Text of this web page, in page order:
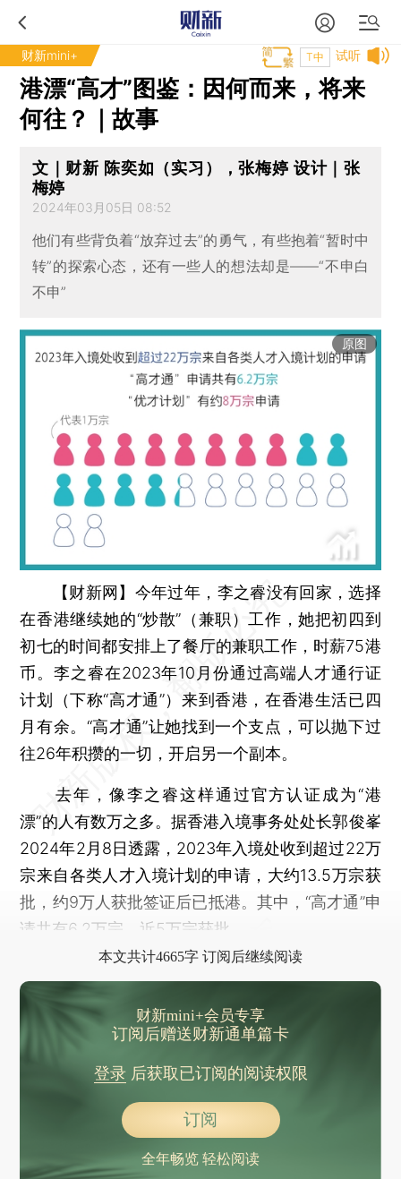
财新mini+ 试听
T中
港漂“高才”图鉴：因何而来，将来
何往？｜故事
文｜财新 陈奕如（实习），张梅婷 设计｜张
梅婷
2024年03月05日 08:52
他们有些背负着“放弃过去”的勇气，有些抱着“暂时中
转”的探索心态，还有一些人的想法却是——“不申白
不申”
原图
【财新网】 今年过年，李之睿没有回家，选择
在香港继续她的“炒散”（兼职）工作，她把初四到
初七的时间都安排上了餐厅的兼职工作，时薪75港
币。李之睿在2023年10月份通过高端人才通行证
计划（下称“高才通”）来到香港，在香港生活已四
月有余。“高才通”让她找到一个支点，可以抛下过
往26年积攒的一切，开启另一个副本。
去年，像李之睿这样通过官方认证成为“港
漂”的人有数万之多。据香港入境事务处处长郭俊峯
2024年2月8日透露，2023年入境处收到超过22万
宗来自各类人才入境计划的申请，大约13.5万宗获
批，约9万人获批签证后已抵港。其中，“高才通”申
请共有6.2万宗，近5万宗获批。
本文共计4665字 订阅后继续阅读
财新mini+会员专享
订阅后赠送财新通单篇卡
登录后获取已订阅的阅读权限
订阅
全年畅览 轻松阅读